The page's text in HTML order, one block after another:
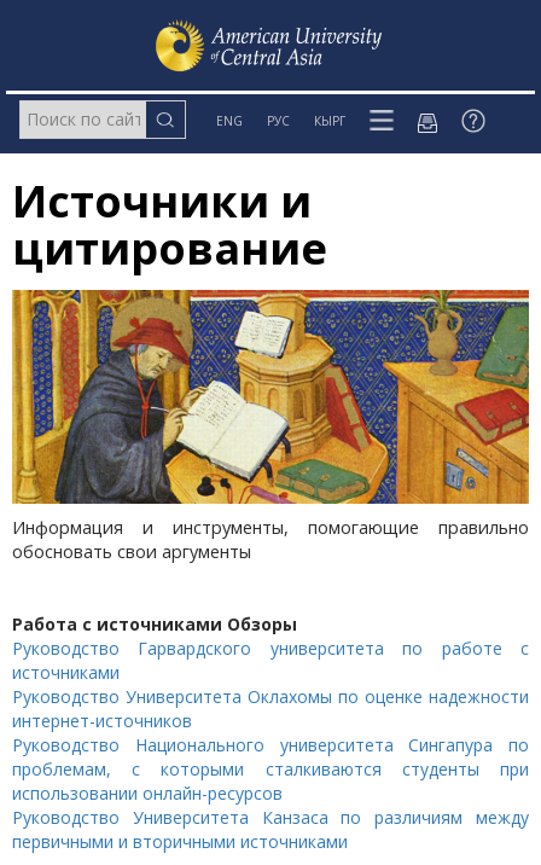
ENG РУС КЫРГ
Источники и
цитирование
Информация и инструменты, помогающие правильно
обосновать свои аргументы
Работа с источниками Обзоры
Руководство Гарвардского университета по работе с
источниками
Руководство Университета Оклахомы по оценке надежности
интернет-источников
Руководство Национального университета Сингапура по
проблемам, с которыми сталкиваются студенты при
использовании онлайн-ресурсов
Руководство Университета Канзаса по различиям между
первичными и вторичными источниками